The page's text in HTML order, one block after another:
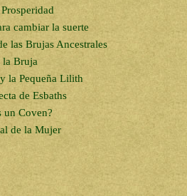
cambiar la suerte
las Brujas Ancestrales
la Bruja
la Pequeña Lilith
de Esbaths
un Coven?
de la Mujer